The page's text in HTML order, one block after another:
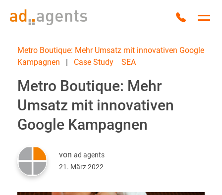
Anrufen
Metro Boutique: Mehr Umsatz mit innovativen Google
Kampagnen | Case Study SEA
Metro Boutique: Mehr
Umsatz mit innovativen
Google Kampagnen
von ad agents
21. März 2022